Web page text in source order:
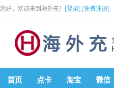
您好，欢迎来到海外充！ [登录] [免费注册]
首页 点卡 淘宝 微信